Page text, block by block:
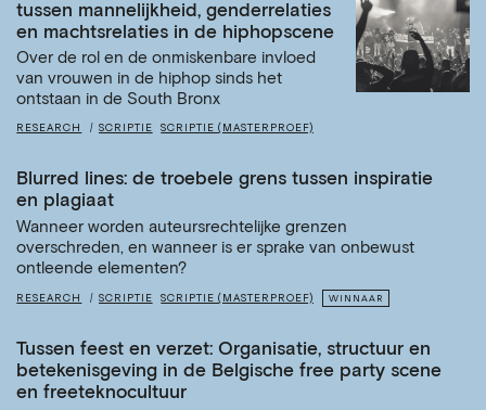
tussen mannelijkheid, genderrelaties
en machtsrelaties in de hiphopscene
Over de rol en de onmiskenbare invloed
van vrouwen in de hiphop sinds het
ontstaan in de South Bronx
RESEARCH SCRIPTIE SCRIPTIE (MASTERPROEF)
Blurred lines: de troebele grens tussen inspiratie
en plagiaat
Wanneer worden auteursrechtelijke grenzen
overschreden, en wanneer is er sprake van onbewust
ontleende elementen?
RESEARCH SCRIPTIE SCRIPTIE (MASTERPROEF) WINNAAR
Tussen feest en verzet: Organisatie, structuur en
betekenisgeving in de Belgische free party scene
en freeteknocultuur